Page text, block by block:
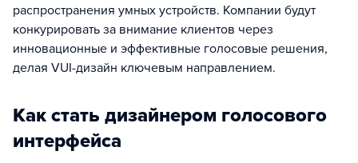
распространения умных устройств. Компании будут
конкурировать за внимание клиентов через
инновационные и эффективные голосовые решения,
делая VUI-дизайн ключевым направлением.
Как стать дизайнером голосового
интерфейса